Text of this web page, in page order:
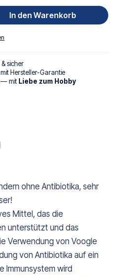
den gewünschten Wert
In den Warenkorb
sicher
mit Hersteller-Garantie
— mit Liebe zum Hobby
ohne Antibiotika, sehr
Mittel, das die
unterstützt und das
Verwendung von Voogle
von Antibiotika auf ein
Immunsystem wird